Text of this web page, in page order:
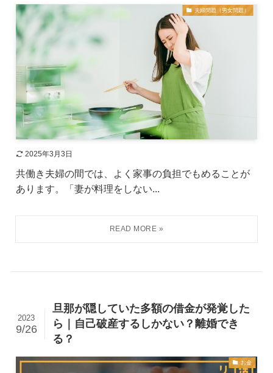
夫婦問題（男女問題）
2025年3月3日
共働き夫婦の間では、よく家事の負担でもめることが
あります。「妻が料理をしない...
旦那が隠していた多額の借金が発覚した
ら｜自己破産するしかない？離婚でき
る？
2023
9/26
お金